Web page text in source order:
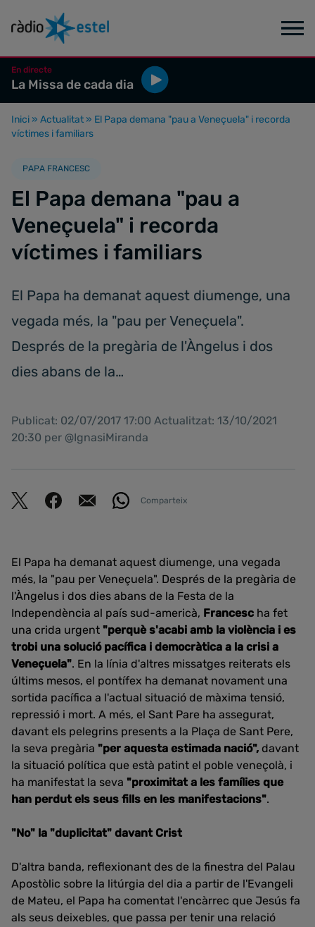
En directe
La Missa de cada dia
Inici » Actualitat » El Papa demana "pau a Veneçuela" i recorda
víctimes i familiars
PAPA FRANCESC
El Papa demana "pau a
Veneçuela" i recorda
víctimes i familiars
El Papa ha demanat aquest diumenge, una
vegada més, la "pau per Veneçuela".
Després de la pregària de l'Àngelus i dos
dies abans de la…
Publicat: 02/07/2017 17:00 Actualitzat: 13/10/2021
20:30 per @IgnasiMiranda
Comparteix
El Papa ha demanat aquest diumenge, una vegada
més, la "pau per Veneçuela". Després de la pregària de
l'Àngelus i dos dies abans de la Festa de la
Independència al país sud-americà, Francesc ha fet
una crida urgent "perquè s'acabi amb la violència i es
trobi una solució pacífica i democràtica a la crisi a
Veneçuela". En la línia d'altres missatges reiterats els
últims mesos, el pontífex ha demanat novament una
sortida pacífica a l'actual situació de màxima tensió,
repressió i mort. A més, el Sant Pare ha assegurat,
davant els pelegrins presents a la Plaça de Sant Pere,
la seva pregària "per aquesta estimada nació", davant
la situació política que està patint el poble veneçolà, i
ha manifestat la seva "proximitat a les famílies que
han perdut els seus fills en les manifestacions".
"No" la "duplicitat" davant Crist
D'altra banda, reflexionant des de la finestra del Palau
Apostòlic sobre la litúrgia del dia a partir de l'Evangeli
de Mateu, el Papa ha comentat l'encàrrec que Jesús fa
als seus deixebles, que passa per tenir una relació